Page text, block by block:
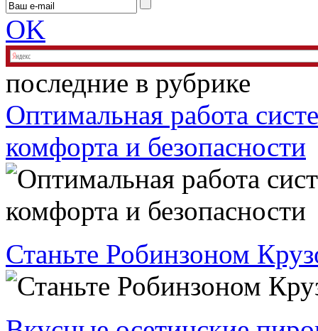
OK
последние в рубрике
Оптимальная работа
комфорта и безопасности
Станьте Робинзоном